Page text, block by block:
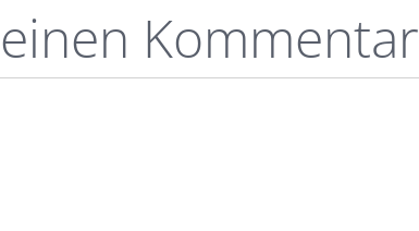
Kommentar